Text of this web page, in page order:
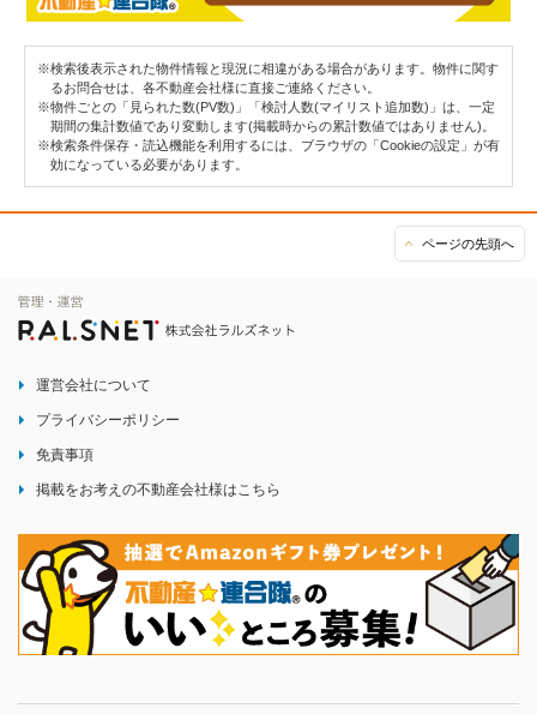
※検索後表示された物件情報と現況に相違がある場合があります。物件に関す
るお問合せは、各不動産会社様に直接ご連絡ください。
※物件ごとの「見られた数(PV数)」「検討人数(マイリスト追加数)」は、一定
期間の集計数値であり変動します(掲載時からの累計数値ではありません)。
※検索条件保存・読込機能を利用するには、ブラウザの「Cookieの設定」が有
効になっている必要があります。
ページの先頭へ
運営会社について
プライバシーポリシー
免責事項
掲載をお考えの不動産会社様はこちら